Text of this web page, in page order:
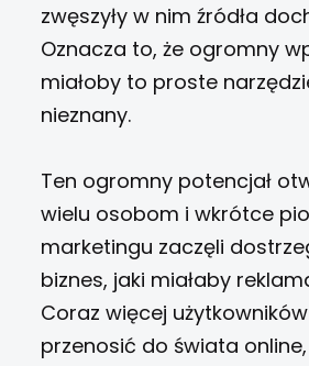
zwęszyły w nim źródła
Oznacza to, że ogromny
miałoby to proste
nieznany.
Ten ogromny potencjał
wielu osobom i wkrótce
marketingu zaczęli
biznes, jaki miałaby
Coraz więcej
przenosić do świata